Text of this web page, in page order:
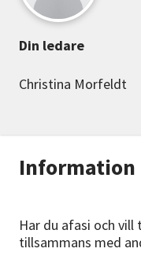
Information
Har du afasi och
tillsammans med
Din ledare
Christina Morfeldt